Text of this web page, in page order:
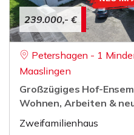
239.000,- €
Petershagen - 1
Maaslingen
Großzügiges Hof-
Wohnen, Arbeiten &
Zweifamilienhaus